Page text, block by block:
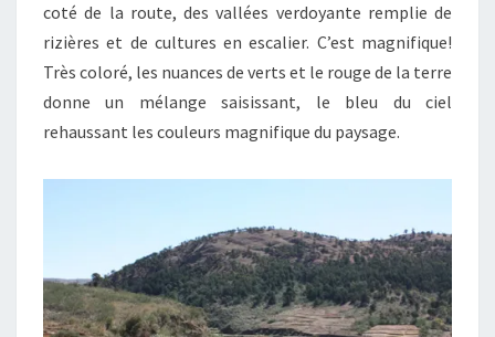
coté de la route, des vallées verdoyante remplie de
rizières et de cultures en escalier. C’est magnifique!
Très coloré, les nuances de verts et le rouge de la terre
donne un mélange saisissant, le bleu du ciel
rehaussant les couleurs magnifique du paysage.